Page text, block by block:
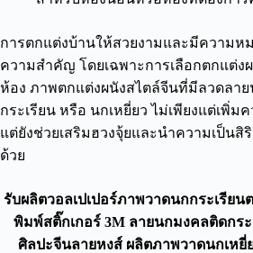
การตกแต่งบ้านให้สวยงามและมีความห
ความสำคัญ โดยเฉพาะการเลือกตกแต่
ห้อง ภาพตกแต่งผนังสไตล์จีนที่มีลวดลา
กระเรียน หรือ นกเหยี่ยว ไม่เพียงแต่เพิ่ม
แต่ยังช่วยเสริมฮวงจุ้ยและนำความเป็น
ด้วย
รับผลิตวอลเปเปอร์ภาพวาดนกกระเรียน
พิมพ์สติ๊กเกอร์ 3M ลายนกมงคลติดกร
ศิลปะจีนลายหงส์ ผลิตภาพวาดนกเหยี่